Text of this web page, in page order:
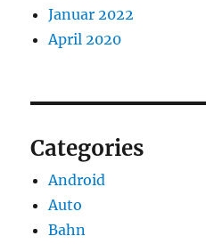
Januar 2022
April 2020
Categories
Android
Auto
Bahn